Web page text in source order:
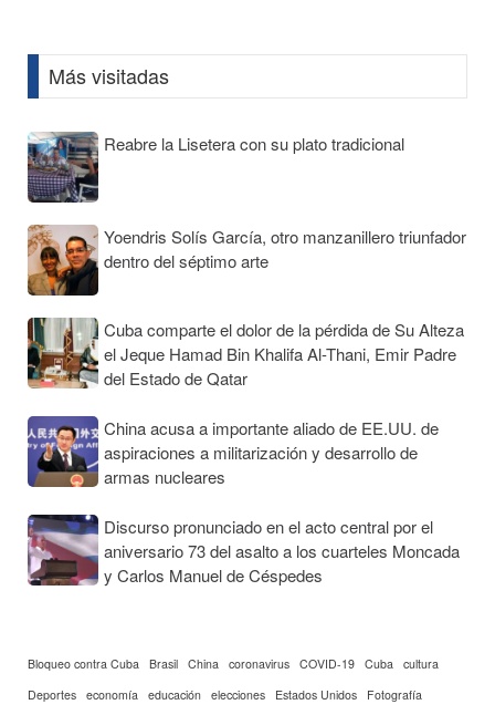
Más visitadas
Reabre la Lisetera con su plato tradicional
Yoendris Solís García, otro manzanillero triunfador
dentro del séptimo arte
Cuba comparte el dolor de la pérdida de Su Alteza
el Jeque Hamad Bin Khalifa Al-Thani, Emir Padre
del Estado de Qatar
China acusa a importante aliado de EE.UU. de
aspiraciones a militarización y desarrollo de
armas nucleares
Discurso pronunciado en el acto central por el
aniversario 73 del asalto a los cuarteles Moncada
y Carlos Manuel de Céspedes
Bloqueo contra Cuba Brasil China coronavirus COVID-19 Cuba
cultura
Deportes economía educación elecciones Estados Unidos
Fotografía